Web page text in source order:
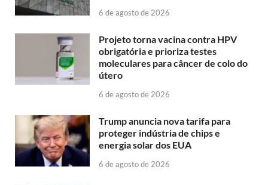
6 de agosto de 2026
Projeto torna vacina contra HPV
obrigatória e prioriza testes
moleculares para câncer de colo do
útero
6 de agosto de 2026
Trump anuncia nova tarifa para
proteger indústria de chips e
energia solar dos EUA
6 de agosto de 2026